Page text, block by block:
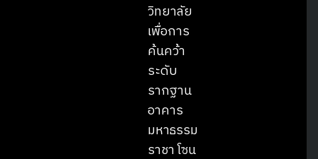
วิทยาลัย
เพื่อการ
ค้นคว้า
ระดับ
รากฐาน
อาคาร
มหาธรรม
ราชา โซน